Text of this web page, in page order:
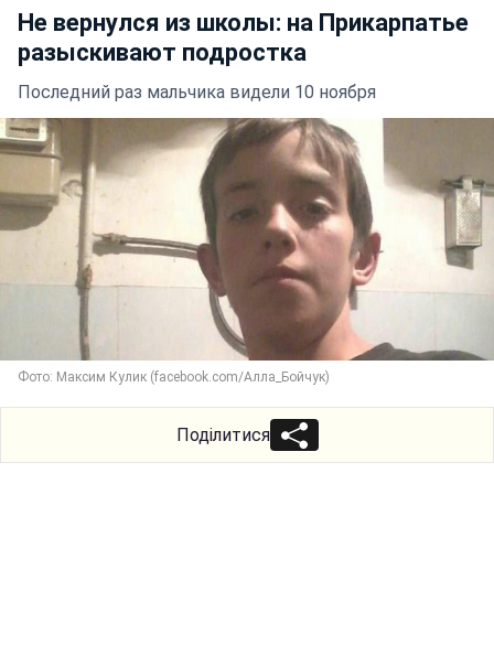
Не вернулся из школы: на Прикарпатье
разыскивают подростка
Последний раз мальчика видели 10 ноября
Фото: Максим Кулик (facebook.com/Алла_Бойчук)
Поділитися